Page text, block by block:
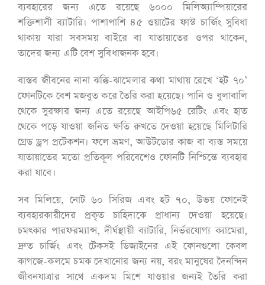
ব্যবহারের জন্য এতে রয়েছে ৬০০০ মিলিঅ্যাম্পিয়ারের
শক্তিশালী ব্যাটারি। পাশাপাশি ৪৫ ওয়াটের ফাস্ট চার্জিং সুবিধা
থাকায় যারা সবসময় বাইরে বা যাতায়াতের ওপর থাকেন,
তাদের জন্য এটি বেশ সুবিধাজনক হবে।
বাস্তব জীবনের নানা ঝক্কি-ঝামেলার কথা মাথায় রেখে ‘হট ৭০’
ফোনটিকে বেশ মজবুত করে তৈরি করা হয়েছে। পানি ও ধুলাবালি
থেকে সুরক্ষার জন্য এতে রয়েছে আইপি৬৫ রেটিং এবং হাত
থেকে পড়ে যাওয়া জনিত ক্ষতি রুখতে দেওয়া হয়েছে মিলিটারি
গ্রেড ড্রপ প্রটেকশন। ফলে ভ্রমণ, আউটডোর কাজ বা ব্যস্ত সময়ে
যাতায়াতের মতো প্রতিকূল পরিবেশেও ফোনটি নিশ্চিন্তে ব্যবহার
করা যাবে।
সব মিলিয়ে, নোট ৬০ সিরিজ এবং হট ৭০, উভয় ফোনেই
ব্যবহারকারীদের প্রকৃত চাহিদাকে প্রাধান্য দেওয়া হয়েছে।
চমৎকার পারফরম্যান্স, দীর্ঘস্থায়ী ব্যাটারি, নির্ভরযোগ্য ক্যামেরা,
দ্রুত চার্জিং এবং টেকসই ডিজাইনের এই ফোনগুলো কেবল
কাগজে-কলমে চমক দেখানোর জন্য নয়, বরং মানুষের দৈনন্দিন
জীবনযাত্রার সাথে একদম মিশে যাওয়ার জন্যই তৈরি করা